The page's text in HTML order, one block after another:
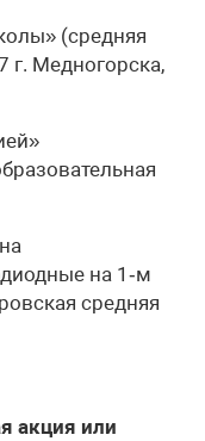
(средняя
г. Медногорска,
на 1‑м
средняя
акция или